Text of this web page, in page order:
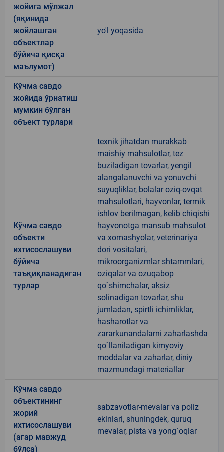
жойига мўлжал
(яқинида
жойлашган
объектлар
бўйича қисқа
маълумот)
yo'l yoqasida
Кўчма савдо
жойида ўрнатиш
мумкин бўлган
объект турлари
Кўчма савдо
объекти
ихтисослашуви
бўйича
таъқиқланадиган
турлар
texnik jihatdan murakkab
maishiy mahsulotlar, tez
buziladigan tovarlar, yengil
alangalanuvchi va yonuvchi
suyuqliklar, bolalar oziq-ovqat
mahsulotlari, hayvonlar, termik
ishlov berilmagan, kelib chiqishi
hayvonotga mansub mahsulot
va xomashyolar, veterinariya
dori vositalari,
mikroorganizmlar shtammlari,
oziqalar va ozuqabop
qo`shimchalar, aksiz
solinadigan tovarlar, shu
jumladan, spirtli ichimliklar,
hasharotlar va
zararkunandalarni zaharlashda
qo`llaniladigan kimyoviy
moddalar va zaharlar, diniy
mazmundagi materiallar
Кўчма савдо
объектининг
жорий
ихтисослашуви
(агар мавжуд
бўлса)
sabzavotlar-mevalar va poliz
ekinlari, shuningdek, quruq
mevalar, pista va yong`oqlar